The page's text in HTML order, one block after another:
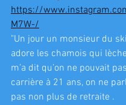
https://
M7W-/
"Un jour un monsieur du
adore les chamois qui
m’a dit qu’on ne pouvait
carrière à 21 ans, on ne
pas non plus de retraite .